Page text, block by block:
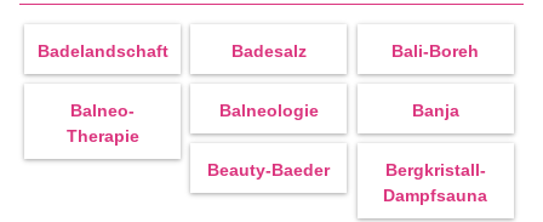
Badelandschaft Badesalz Bali-Boreh
Balneo-
Therapie
Balneologie Banja
Beauty-Baeder
Bergkristall-
Dampfsauna